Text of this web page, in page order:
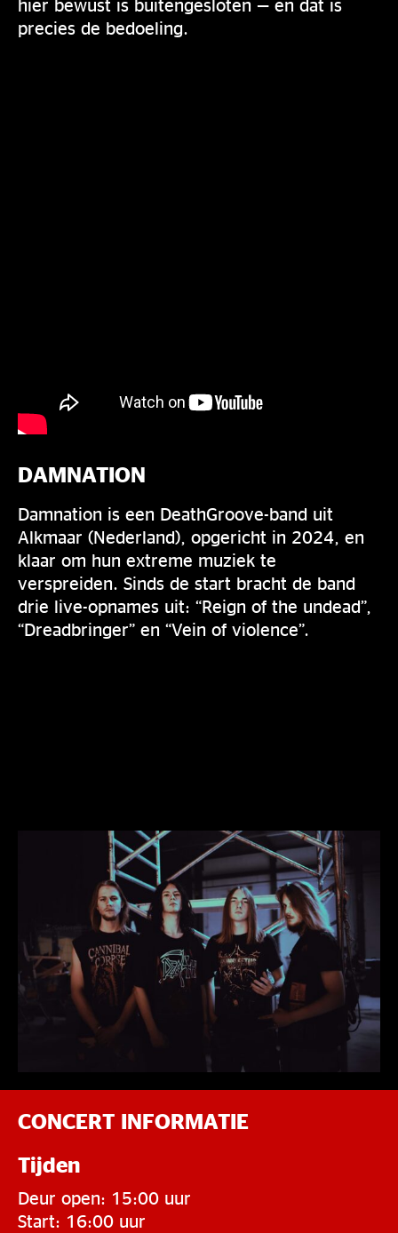
hier bewust is buitengesloten — en dat is
precies de bedoeling.
DAMNATION
Damnation is een DeathGroove-band uit
Alkmaar (Nederland), opgericht in 2024, en
klaar om hun extreme muziek te
verspreiden. Sinds de start bracht de band
drie live-opnames uit: “Reign of the undead”,
“Dreadbringer” en “Vein of violence”.
CONCERT INFORMATIE
Tijden
Deur open: 15:00 uur
Start: 16:00 uur